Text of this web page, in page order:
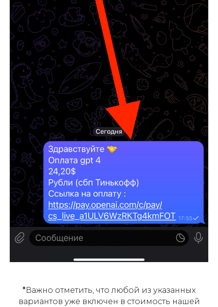
*Важно отметить, что любой из указанных
вариантов уже включен в стоимость нашей